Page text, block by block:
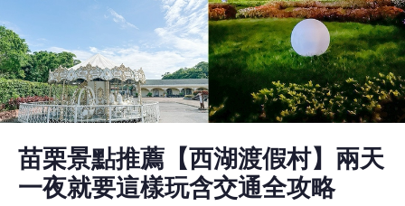
苗栗景點推薦【西湖渡假村】兩天
一夜就要這樣玩含交通全攻略